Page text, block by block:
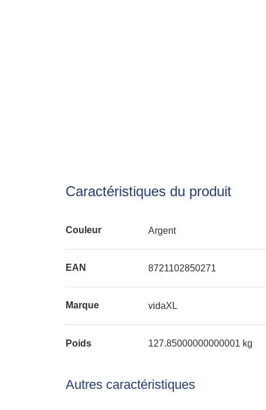
Caractéristiques du produit
Couleur Argent
EAN 8721102850271
Marque vidaXL
Poids 127.85000000000001 kg
Autres caractéristiques